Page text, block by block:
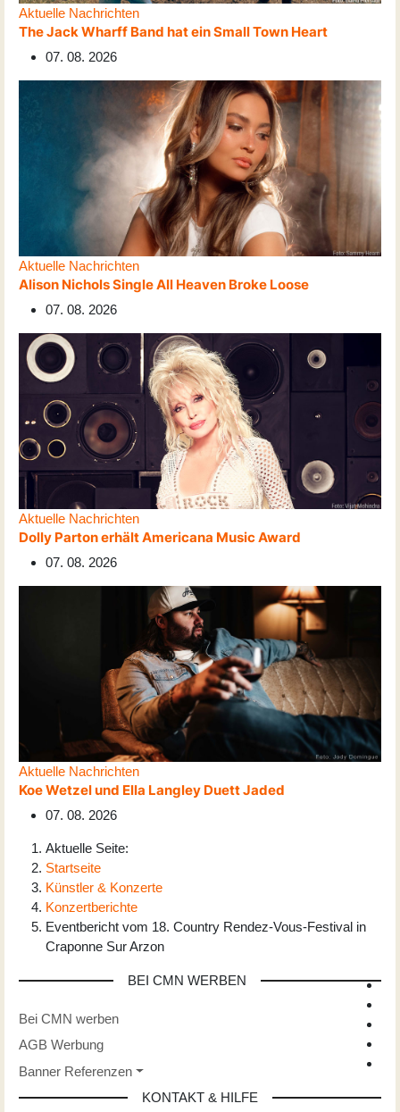
Aktuelle Nachrichten
The Jack Wharff Band hat ein Small Town Heart
07. 08. 2026
Aktuelle Nachrichten
Alison Nichols Single All Heaven Broke Loose
07. 08. 2026
Aktuelle Nachrichten
Dolly Parton erhält Americana Music Award
07. 08. 2026
Aktuelle Nachrichten
Koe Wetzel und Ella Langley Duett Jaded
07. 08. 2026
Aktuelle Seite:
Startseite
Künstler & Konzerte
Konzertberichte
Eventbericht vom 18. Country Rendez-Vous-Festival in
Craponne Sur Arzon
BEI CMN WERBEN
Bei CMN werben
AGB Werbung
Banner Referenzen
KONTAKT & HILFE